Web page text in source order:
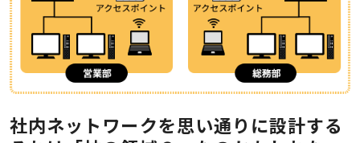
社内ネットワークを思い通りに設計する